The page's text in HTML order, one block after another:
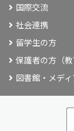
国際交流
社会連携
留学生の方
保護者の方（教
図書館・メデ